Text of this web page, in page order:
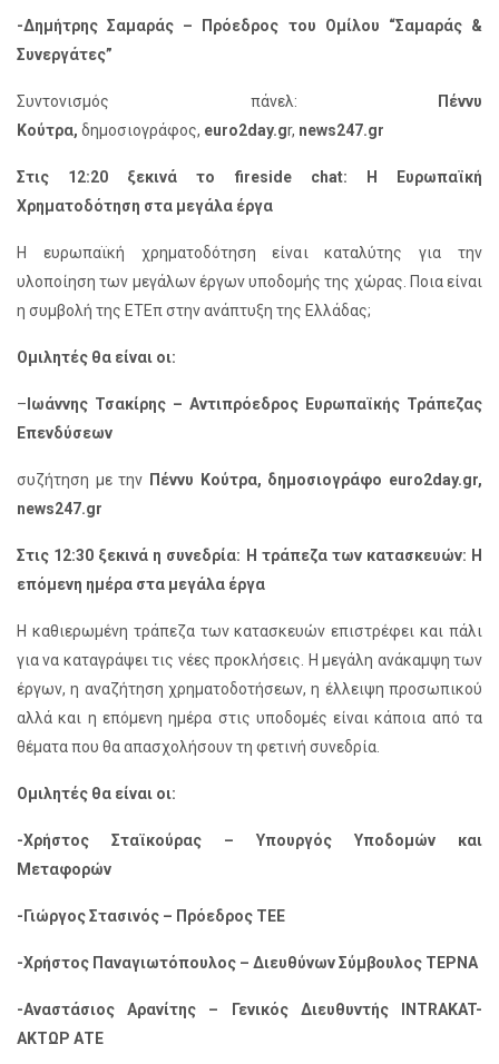
-Δημήτρης Σαμαράς – Πρόεδρος του Ομίλου “Σαμαράς &
Συνεργάτες”
Συντονισμός πάνελ:
Πέννυ
Κούτρα, δημοσιογράφος, euro2day.gr, news247.gr
Στις 12:20 ξεκινά το fireside chat: Η Ευρωπαϊκή
Χρηματοδότηση στα μεγάλα έργα
Η ευρωπαϊκή χρηματοδότηση είναι καταλύτης για την
υλοποίηση των μεγάλων έργων υποδομής της χώρας. Ποια είναι
η συμβολή της ΕΤΕπ στην ανάπτυξη της Ελλάδας;
Ομιλητές θα είναι οι:
– Ιωάννης Τσακίρης – Αντιπρόεδρος Ευρωπαϊκής Τράπεζας
Επενδύσεων
συζήτηση με την Πέννυ Κούτρα, δημοσιογράφο euro2day.gr,
news247.gr
Στις 12:30 ξεκινά η συνεδρία: Η τράπεζα των κατασκευών: Η
επόμενη ημέρα στα μεγάλα έργα
Η καθιερωμένη τράπεζα των κατασκευών επιστρέφει και πάλι
για να καταγράψει τις νέες προκλήσεις. Η μεγάλη ανάκαμψη των
έργων, η αναζήτηση χρηματοδοτήσεων, η έλλειψη προσωπικού
αλλά και η επόμενη ημέρα στις υποδομές είναι κάποια από τα
θέματα που θα απασχολήσουν τη φετινή συνεδρία.
Ομιλητές θα είναι οι:
-Χρήστος Σταϊκούρας – Υπουργός Υποδομών και
Μεταφορών
-Γιώργος Στασινός – Πρόεδρος ΤΕΕ
-Χρήστος Παναγιωτόπουλος – Διευθύνων Σύμβουλος ΤΕΡΝΑ
-Αναστάσιος Αρανίτης – Γενικός Διευθυντής ΙΝΤRAKAT-
ΑΚΤΩΡ ΑΤΕ